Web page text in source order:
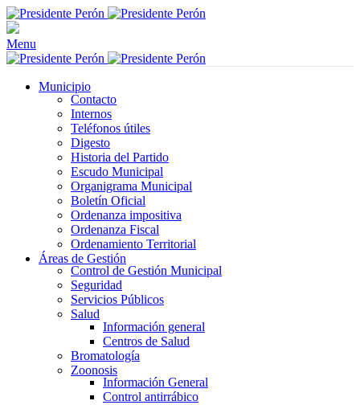
Menu
Municipio
Contacto
Internos
Teléfonos útiles
Digesto
Historia del Partido
Escudo Municipal
Organigrama Municipal
Boletín Oficial
Ordenanza impositiva
Ordenanza Fiscal
Ordenamiento Territorial
Áreas de Gestión
Control de Gestión Municipal
Seguridad
Servicios Públicos
Salud
Información general
Centros de Salud
Bromatología
Zoonosis
Información General
Control antirrábico